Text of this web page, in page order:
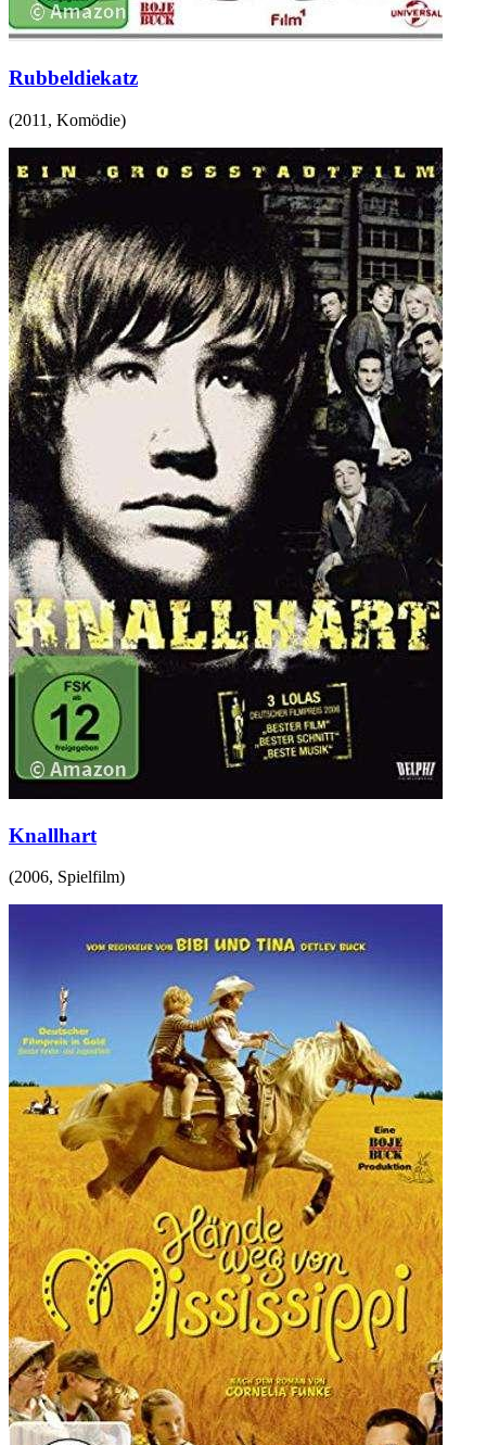
Rubbeldiekatz
(2011 , Komödie)
Knallhart
(2006, Spielfilm)